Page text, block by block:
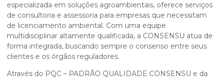
especializada em soluções agroambientais, oferece serviços
de consultoria e assessoria para empresas que necessitam
de licenciamento ambiental. Com uma equipe
multidisciplinar altamente qualificada, a CONSENSU atua de
forma integrada, buscando sempre o consenso entre seus
clientes e os órgãos reguladores.
Através do PQC – PADRÃO QUALIDADE CONSENSU e da